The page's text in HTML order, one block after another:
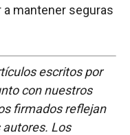
a mantener seguras
escritos por
con nuestros
firmados reflejan
autores. Los